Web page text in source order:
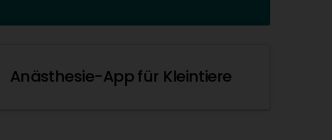
Anästhesie-App für Kleintiere